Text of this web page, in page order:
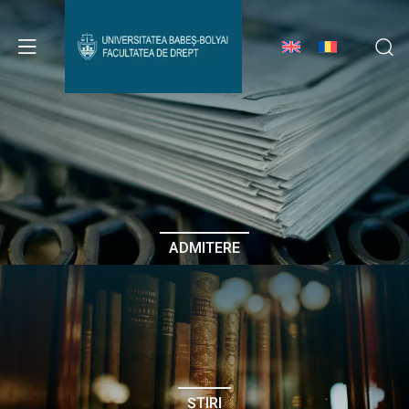
Avizier Studenți
Studii
Admitere
Erasmus & Internațional
Despre Facultate
ADMITERE
ȘTIRI